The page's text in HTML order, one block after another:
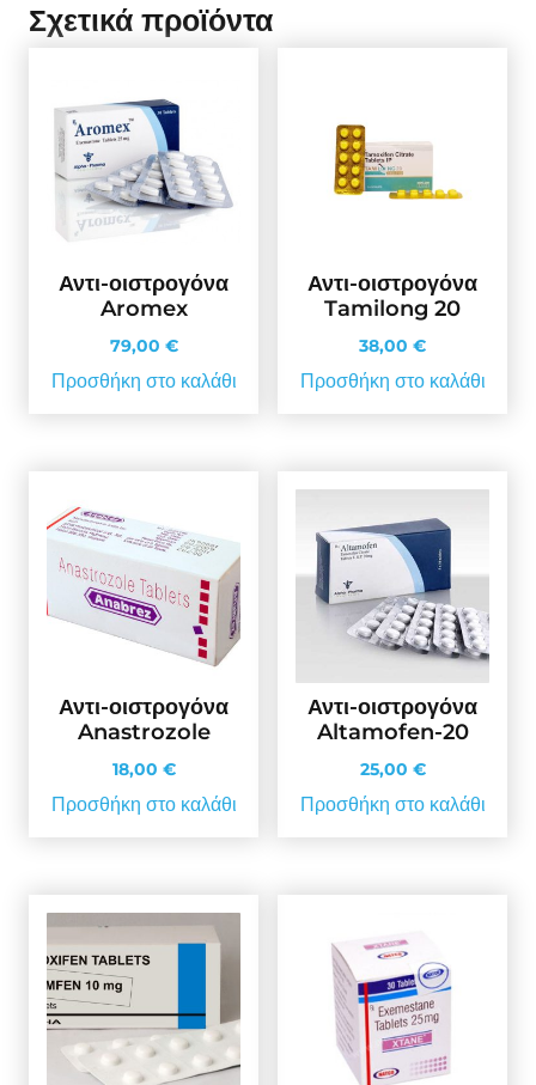
Σχετικά προϊόντα
Αντι-οιστρογόνα
Aromex
79,00 €
Προσθήκη στο καλάθι
Αντι-οιστρογόνα
Tamilong 20
38,00 €
Προσθήκη στο καλάθι
Αντι-οιστρογόνα
Anastrozole
18,00 €
Προσθήκη στο καλάθι
Αντι-οιστρογόνα
Altamofen-20
25,00 €
Προσθήκη στο καλάθι